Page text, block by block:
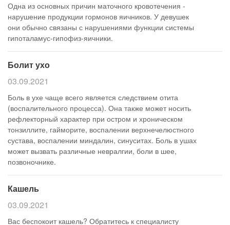
Одна из основных причин маточного кровотечения -
нарушение продукции гормонов яичников. У девушек
они обычно связаны с нарушениями функции системы
гипоталамус-гипофиз-яичники.
Болит ухо
03.09.2021
Боль в ухе чаще всего является следствием отита
(воспалительного процесса). Она также может носить
рефлекторный характер при остром и хроническом
тонзиллите, гайморите, воспалении верхнечелюстного
сустава, воспалении миндалин, синуситах. Боль в ушах
может вызвать различные невралгии, боли в шее,
позвоночнике.
Кашель
03.09.2021
Вас беспокоит кашель? Обратитесь к специалисту